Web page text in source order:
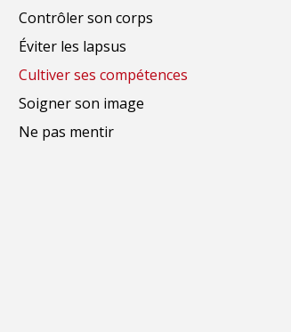
Contrôler son corps
Éviter les lapsus
Cultiver ses compétences
Soigner son image
Ne pas mentir